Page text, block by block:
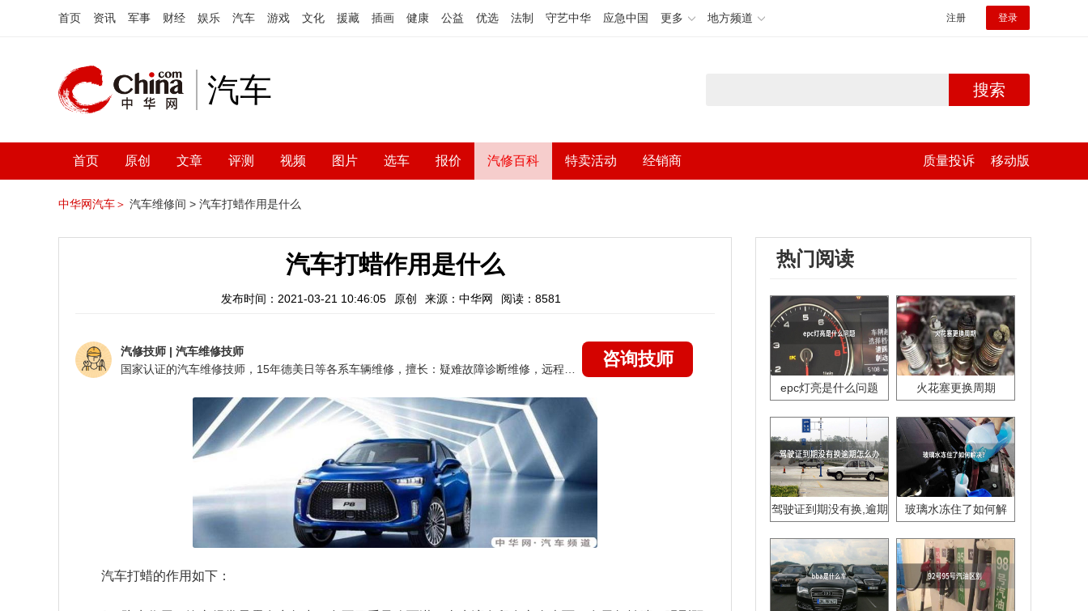
首页 资讯 军事 财经 娱乐 汽车 游戏 文化 援藏 插画 健康 公益 优选 法制 守艺中华 应急中国 更多 地方频道 注册 登录
汽车 搜索
首页 原创 文章 评测 视频 图片 选车 报价 汽修百科 特卖活动 经销商 质量投诉 移动版
中华网汽车＞ 汽车维修间 > 汽车打蜡作用是什么
汽车打蜡作用是什么
发布时间：2021-03-21 10:46:05 原创 来源：中华网 阅读：8581
汽修技师 | 汽车维修技师
咨询技师
汽车打蜡的作用如下：
热门阅读
epc灯亮是什么问题 火花塞更换周期
驾驶证到期没有换,逾期
玻璃水冻住了如何解